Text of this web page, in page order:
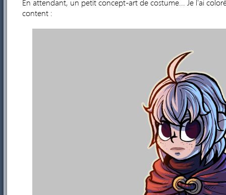
En attendant, un petit concept-art de costume... Je l'ai
content :